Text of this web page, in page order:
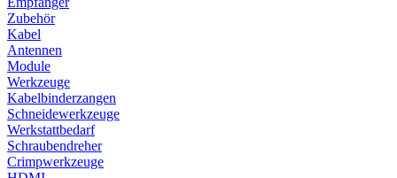
Zubehör
Kabel
Antennen
Module
Werkzeuge
Kabelbinderzangen
Schneidewerkzeuge
Werkstattbedarf
Schraubendreher
Crimpwerkzeuge